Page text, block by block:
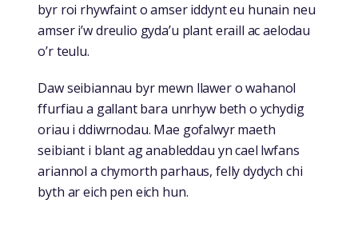
byr roi rhywfaint o amser iddynt eu hunain neu
amser i’w dreulio gyda’u plant eraill ac aelodau
o’r teulu.
Daw seibiannau byr mewn llawer o wahanol
ffurfiau a gallant bara unrhyw beth o ychydig
oriau i ddiwrnodau. Mae gofalwyr maeth
seibiant i blant ag anableddau yn cael lwfans
ariannol a chymorth parhaus, felly dydych chi
byth ar eich pen eich hun.